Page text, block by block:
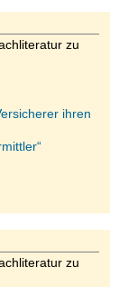
zu
ihren
zu